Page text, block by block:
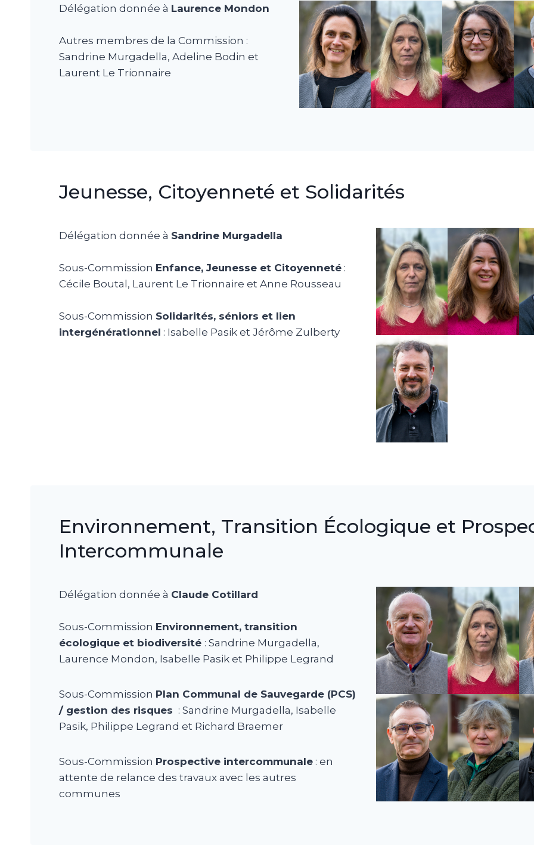
Délégation donnée à Laurence Mondon
Autres membres de la Commission :
Sandrine Murgadella, Adeline Bodin et
Laurent Le Trionnaire
Jeunesse, Citoyenneté et Solidarités
Délégation donnée à Sandrine Murgadella
Sous-Commission Enfance, Jeunesse et Citoyenneté :
Cécile Boutal, Laurent Le Trionnaire et Anne Rousseau
Sous-Commission Solidarités, séniors et lien
intergénérationnel : Isabelle Pasik et Jérôme Zulberty
Environnement, Transition Écologique et
Intercommunale
Délégation donnée à Claude Cotillard
Sous-Commission Environnement, transition
écologique et biodiversité : Sandrine Murgadella,
Laurence Mondon, Isabelle Pasik et Philippe Legrand
Sous-Commission Plan Communal de Sauvegarde (PCS)
/ gestion des risques : Sandrine Murgadella, Isabelle
Pasik, Philippe Legrand et Richard Braemer
Sous-Commission Prospective intercommunale : en
attente de relance des travaux avec les autres
communes